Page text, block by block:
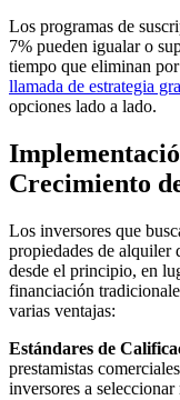
Los programas de
7% pueden igualar o
tiempo que eliminan
llamada de estrategia
opciones lado a lado.
Crecimiento
Los inversores que
propiedades de alquiler
desde el principio, en
financiación
varias ventajas:
Estándares de
prestamistas
inversores a